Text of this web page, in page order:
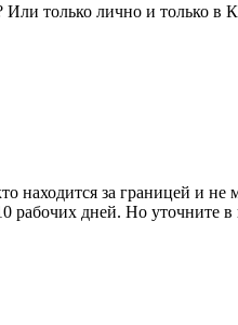
Или только лично и только в
находится за границей и
дней. Но уточните в